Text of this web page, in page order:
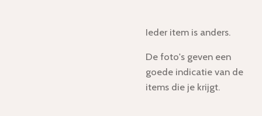
Ieder item is anders.
De foto's geven een
goede indicatie van de
items die je krijgt.